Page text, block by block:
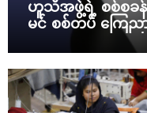
ဟူသီအဖွဲ့ရဲ့ စစ်စ
မင် စစ်တပ် ကြေည